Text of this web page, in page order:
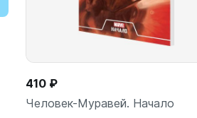
410 ₽
Человек-Муравей. Начало